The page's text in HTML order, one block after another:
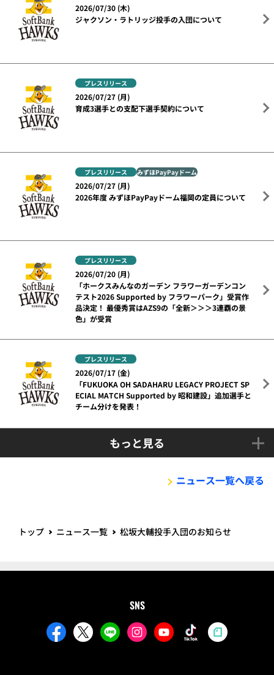
2026/07/30 (木)
ジャクソン・ラトリッジ投手の入団について
プレスリリース
2026/07/27 (月)
育成3選手との支配下選手契約について
プレスリリース みずほPayPayドーム
2026/07/27 (月)
2026年度 みずほPayPayドーム福岡の定員について
プレスリリース
2026/07/20 (月)
「ホークスみんなのガーデン フラワーガーデンコン
テスト2026 Supported by フラワーパーク」受賞作
品決定！ 最優秀賞はAZS9の「全新＞＞＞3連覇の景
色」が受賞
プレスリリース
2026/07/17 (金)
「FUKUOKA OH SADAHARU LEGACY PROJECT SP
ECIAL MATCH Supported by 昭和建設」追加選手と
チーム分けを発表！
もっと見る
ニュース一覧へ戻る
トップ ニュース一覧 松坂大輔投手入団のお知らせ
SNS